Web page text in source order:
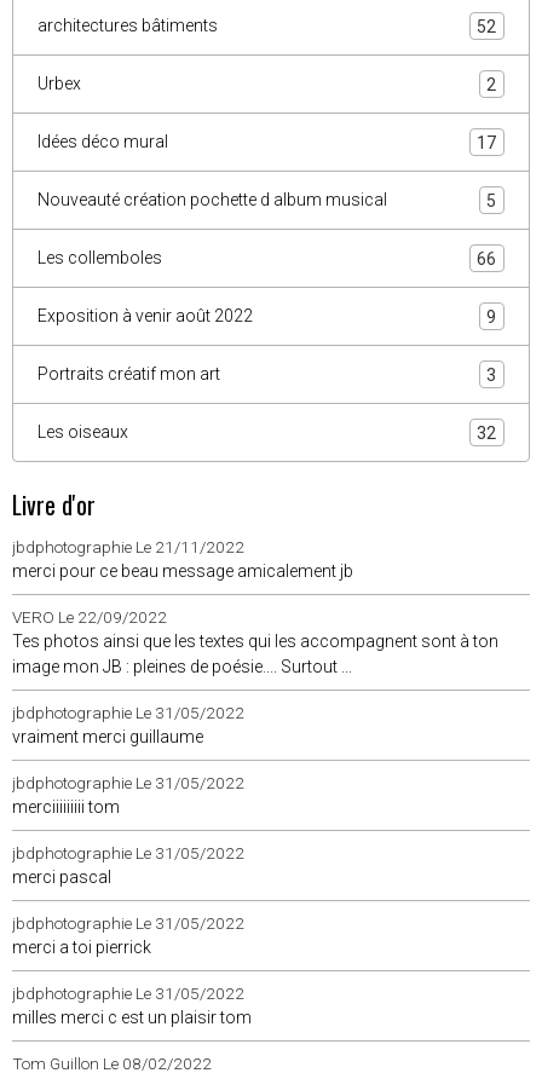
architectures bâtiments 52
Urbex 2
Idées déco mural 17
Nouveauté création pochette d album musical 5
Les collemboles 66
Exposition à venir août 2022 9
Portraits créatif mon art 3
Les oiseaux 32
Livre d'or
jbdphotographie Le 21/11/2022
merci pour ce beau message amicalement jb
VERO Le 22/09/2022
Tes photos ainsi que les textes qui les accompagnent sont à ton
image mon JB : pleines de poésie.... Surtout ...
jbdphotographie Le 31/05/2022
vraiment merci guillaume
jbdphotographie Le 31/05/2022
merciiiiiiiii tom
jbdphotographie Le 31/05/2022
merci pascal
jbdphotographie Le 31/05/2022
merci a toi pierrick
jbdphotographie Le 31/05/2022
milles merci c est un plaisir tom
Tom Guillon Le 08/02/2022